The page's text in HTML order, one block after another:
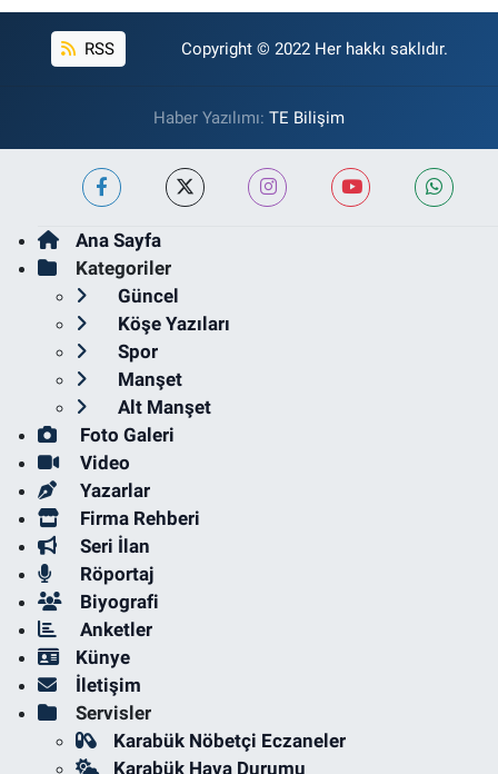
RSS Copyright © 2022 Her hakkı saklıdır.
Haber Yazılımı: TE Bilişim
Ana Sayfa
Kategoriler
Güncel
Köşe Yazıları
Spor
Manşet
Alt Manşet
Foto Galeri
Video
Yazarlar
Firma Rehberi
Seri İlan
Röportaj
Biyografi
Anketler
Künye
İletişim
Servisler
Karabük Nöbetçi Eczaneler
Karabük Hava Durumu